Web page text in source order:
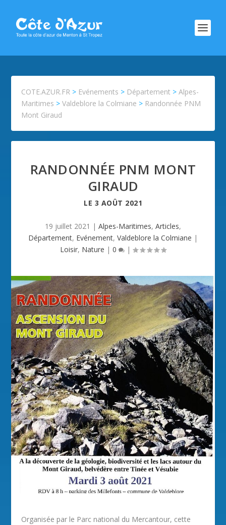
COTE.AZUR.FR > Evénements > Département >Alpes-
Maritimes >Valdeblore la Colmiane > Randonnée PNM
Mont Giraud
RANDONNÉE PNM MONT
GIRAUD
LE 3 AOÛT 2021
19 juillet 2021 | Alpes-Maritimes, Articles,
Département, Evénement, Valdeblore la Colmiane |
Loisir, Nature | 0 |
Organisée par le Parc national du Mercantour, cette